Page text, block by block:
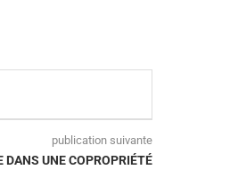
publication suivante
DANS UNE COPROPRIÉTÉ